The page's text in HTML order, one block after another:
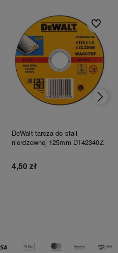
DeWalt tarcza do stali
nierdzewnej 125mm DT42340Z
4,50 zł
Do